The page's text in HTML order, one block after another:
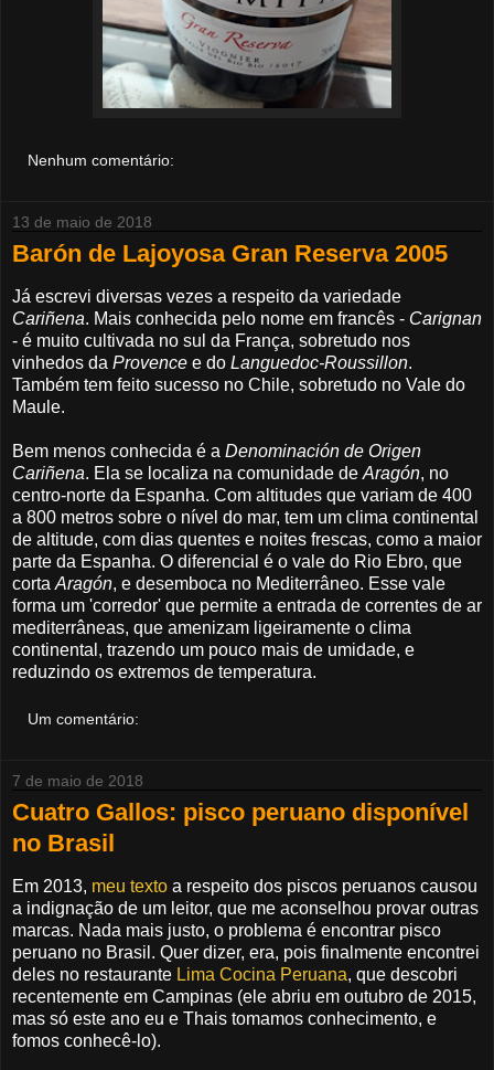
Nenhum comentário:
13 de maio de 2018
Barón de Lajoyosa Gran Reserva 2005
Já escrevi diversas vezes a respeito da variedade
Cariñena. Mais conhecida pelo nome em francês - Carignan
- é muito cultivada no sul da França, sobretudo nos
vinhedos da Provence e do Languedoc-Roussillon.
Também tem feito sucesso no Chile, sobretudo no Vale do
Maule.
Bem menos conhecida é a Denominación de Origen
Cariñena. Ela se localiza na comunidade de Aragón, no
centro-norte da Espanha. Com altitudes que variam de 400
a 800 metros sobre o nível do mar, tem um clima continental
de altitude, com dias quentes e noites frescas, como a maior
parte da Espanha. O diferencial é o vale do Rio Ebro, que
corta Aragón, e desemboca no Mediterrâneo. Esse vale
forma um 'corredor' que permite a entrada de correntes de ar
mediterrâneas, que amenizam ligeiramente o clima
continental, trazendo um pouco mais de umidade, e
reduzindo os extremos de temperatura.
Um comentário:
7 de maio de 2018
Cuatro Gallos: pisco peruano disponível
no Brasil
Em 2013, meu texto a respeito dos piscos peruanos causou
a indignação de um leitor, que me aconselhou provar outras
marcas. Nada mais justo, o problema é encontrar pisco
peruano no Brasil. Quer dizer, era, pois finalmente encontrei
deles no restaurante Lima Cocina Peruana, que descobri
recentemente em Campinas (ele abriu em outubro de 2015,
mas só este ano eu e Thais tomamos conhecimento, e
fomos conhecê-lo).